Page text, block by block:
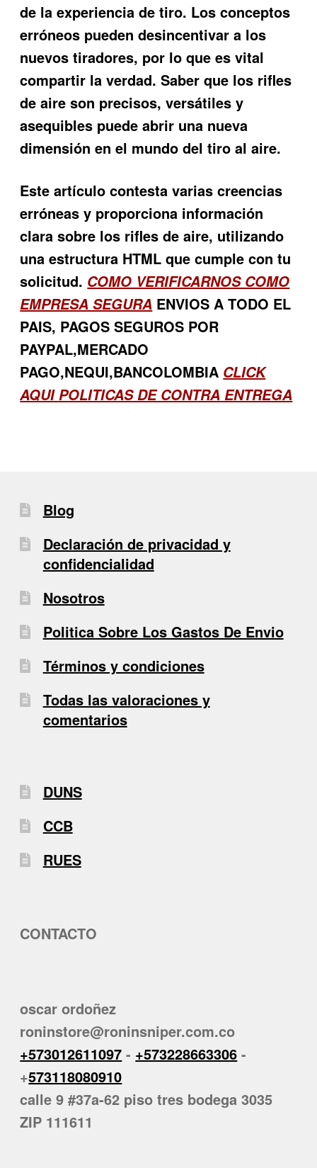
de la experiencia de tiro. Los conceptos
erróneos pueden desincentivar a los
nuevos tiradores, por lo que es vital
compartir la verdad. Saber que los rifles
de aire son precisos, versátiles y
asequibles puede abrir una nueva
dimensión en el mundo del tiro al aire.
Este artículo contesta varias creencias
erróneas y proporciona información
clara sobre los rifles de aire, utilizando
una estructura HTML que cumple con tu
solicitud. COMO VERIFICARNOS COMO
EMPRESA SEGURA ENVIOS A TODO EL
PAIS, PAGOS SEGUROS POR
PAYPAL,MERCADO
PAGO,NEQUI,BANCOLOMBIA CLICK
AQUI POLITICAS DE CONTRA ENTREGA
Blog
Declaración de privacidad y
confidencialidad
Nosotros
Politica Sobre Los Gastos De Envio
Términos y condiciones
Todas las valoraciones y
comentarios
DUNS
CCB
RUES
CONTACTO
oscar ordoñez
roninstore@roninsniper.com.co
+573012611097 - +573228663306 -
+573118080910
calle 9 #37a-62 piso tres bodega 3035
ZIP 111611